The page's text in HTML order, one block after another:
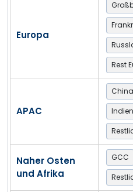
Europa
Rest
APAC
China
Indien
Naher Osten
und Afrika
GCC